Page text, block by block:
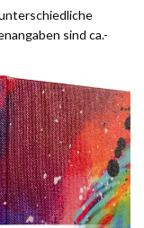
sind ca.-